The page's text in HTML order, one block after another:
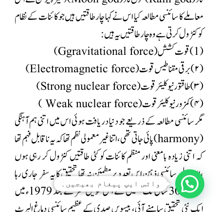
معاملے کا سائنسی مطالعہ کیا اس نے کہا چار طاقتیں ہیں جو کائنات کے نظام
کو کنٹرول کرتی ہے وہ چار طاقتیں یہ ہیں:
(1) قوت کشش(Ggravitational force)
(۲) برقی ‌مقناطیس قوت(Electromagnetic force)
(۳) طاقتور نیو کلیئر قوت(Strong nuclear force)
(۴) کمزور نیوکلیئرقوت ( Weak nuclear force )
مگر سائنسی مطالعہ کے ذریعے جو دنیا دریافت ہوئی اس میں اتنی ہم آہنگی
(harmony) پائی جاتی تھی ،اتنا غیر معمولی نظم تھا کہ یہ ناقابل فہم تھا
کہ اتنی زیادہ بامعنی اور منظم کائنات کو کئی طاقتیں کنٹرول کر رہی ہوں
،اس لیے سائنسی ذہن اس تعدد پر مطمئن نہ تھا تحقیق کا یہ سفر جاری رہا
تقریبا 300 سال تک تحقیق کے اس طویل سفر کے بعد 1979ء میں
واٹس ایپ پیغام بھیجیں۔